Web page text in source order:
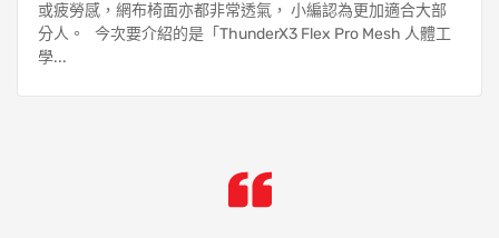
或疲勞感，網布椅⾯亦都非常透氣， ⼩編認為更加適合大部
分人。 今次要介紹的是「ThunderX3 Flex Pro Mesh ⼈體⼯
學...